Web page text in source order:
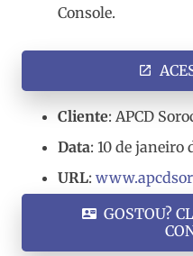
Console.
open_in_new
Cliente: APCD
Data: 10 de janeiro
URL:
contact_mail GOSTOU?